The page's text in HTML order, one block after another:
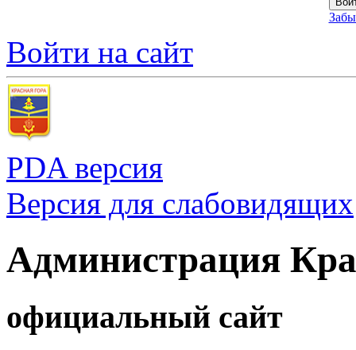
Войти на сайт
PDA версия
Версия для слабовидящих
Администрация
официальный сайт